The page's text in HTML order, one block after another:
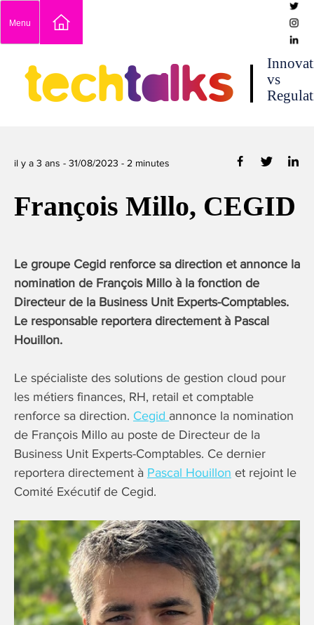
content
Menu
techtalks
vs
il y a 3 ans - 31/08/2023 - 2 minutes
François Millo, CEGID
Le groupe Cegid renforce sa direction et annonce la
nomination de François Millo à la fonction de
Directeur de la Business Unit Experts-Comptables.
Le responsable reportera directement à Pascal
Houillon.
Le spécialiste des solutions de gestion cloud pour
les métiers finances, RH, retail et comptable
renforce sa direction. Cegid annonce la nomination
de François Millo au poste de Directeur de la
Business Unit Experts-Comptables. Ce dernier
reportera directement à Pascal Houillon et rejoint le
Comité Exécutif de Cegid.